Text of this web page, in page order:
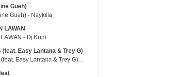
Gueh)
Gueh) - Naykilla
LAWAN
LAWAN - Dj Kupi
(feat. Easy Lantana & Trey G)
War Games (feat. Easy Lantana & Trey G) - Trub